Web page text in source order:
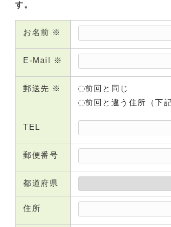
す。
お名前 ※
E-Mail ※
郵送先 ※
前回と同じ
前回と違う住所（下
TEL
郵便番号
都道府県
住所